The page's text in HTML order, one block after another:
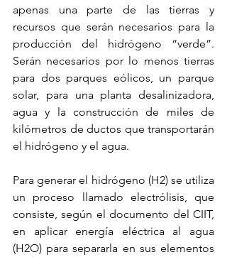
apenas una parte de las tierras y
recursos que serán necesarios para la
producción del hidrógeno “verde”.
Serán necesarios por lo menos tierras
para dos parques eólicos, un parque
solar, para una planta desalinizadora,
agua y la construcción de miles de
kilómetros de ductos que transportarán
el hidrógeno y el agua.
Para generar el hidrógeno (H2) se utiliza
un proceso llamado electrólisis, que
consiste, según el documento del CIIT,
en aplicar energía eléctrica al agua
(H2O) para separarla en sus elementos